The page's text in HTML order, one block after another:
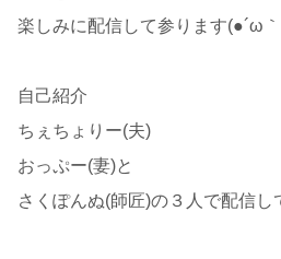
楽しみに配信して参ります(●´ω
自己紹介
ちぇちょりー(夫)
おっぷー(妻)と
さくぽんぬ(師匠)の３人で配信し